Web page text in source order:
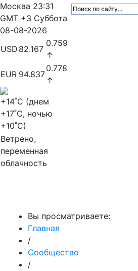
Москва 23:31
GMT +3 Суббота
08-08-2026
USD 82.167
0.759
↑
EUR 94.837
0.778
↑
+14˚C (днем
+17˚C, ночью
+10˚C)
Ветрено,
переменная
облачность
Вы просматриваете:
Главная
/
Сообщество
/